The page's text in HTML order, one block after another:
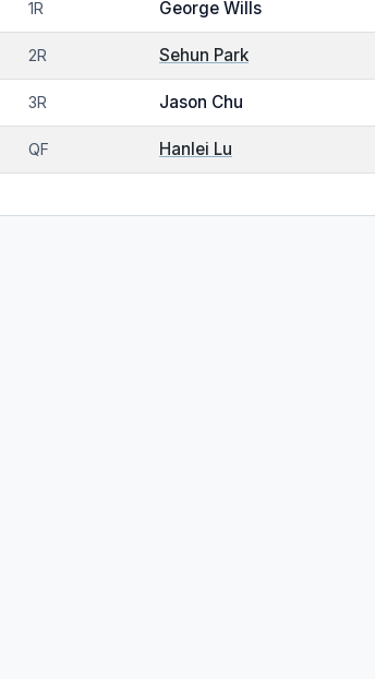
1R George Wills
2R Sehun Park
3R Jason Chu
QF Hanlei Lu